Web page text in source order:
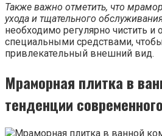
Также важно отметить, что
ухода и тщательного
необходимо регулярно чистить и
специальными средствами,
привлекательный внешний вид.
Мраморная плитка в
тенденции